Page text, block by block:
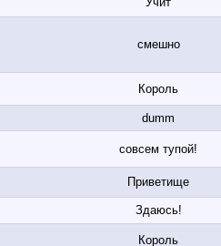
смешно
Король
dumm
совсем тупой!
Приветище
Здаюсь!
Король